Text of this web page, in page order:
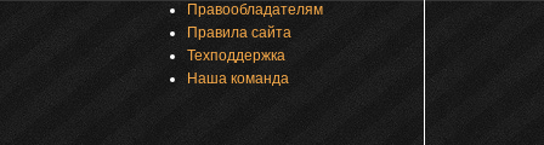
Правообладателям
Правила сайта
Техподдержка
Наша команда